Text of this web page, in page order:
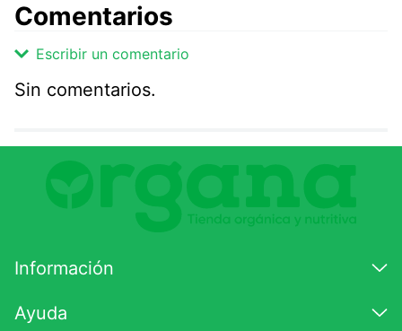
Comentarios
Escribir un comentario
Comentario
Califique el producto de 1 a 5 estrellas
★★★
Sin comentarios.
Información
Ayuda